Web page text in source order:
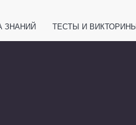
ЗНАНИЙ ТЕСТЫ И ВИКТОРИНЫ